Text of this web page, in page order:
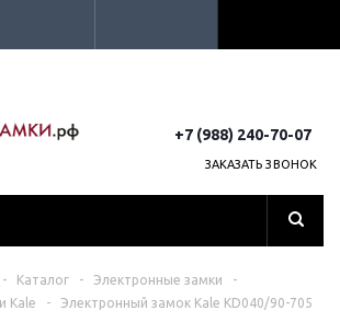
+7 (988) 240-70-07
ЗАКАЗАТЬ ЗВОНОК
- Каталог - Электронные замки
-
Kale
- Электронный замок Kale KD040/90-705